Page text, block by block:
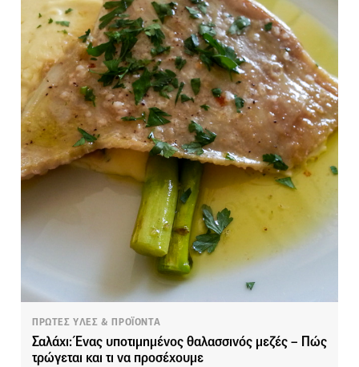
ΠΡΩΤΕΣ ΥΛΕΣ & ΠΡΟΪΟΝΤΑ
Σαλάχι: Ένας υποτιμημένος θαλασσινός μεζές – Πώς
τρώγεται και τι να προσέχουμε